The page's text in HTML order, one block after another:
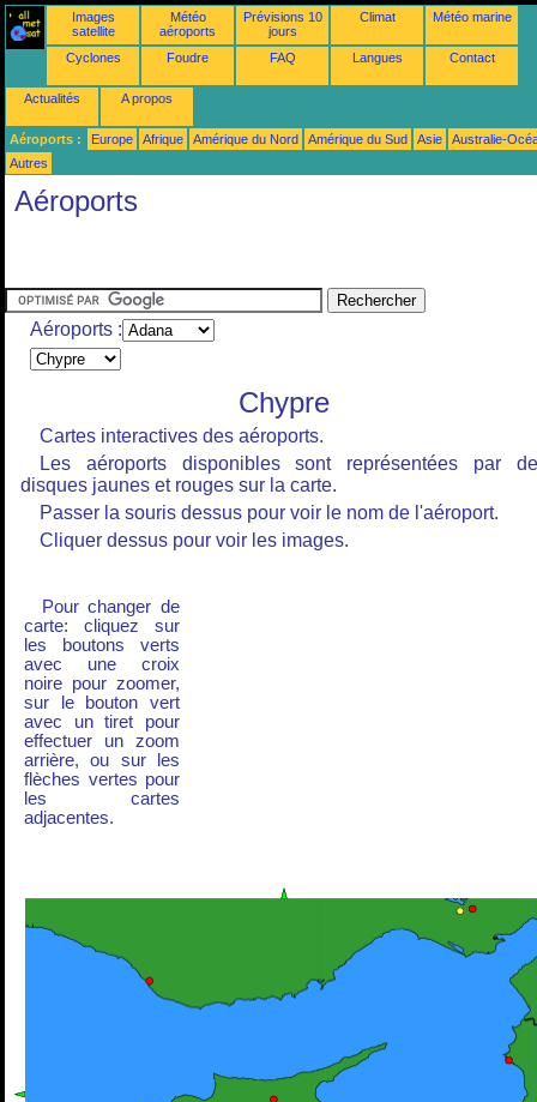
Images
satellite
Météo
aéroports
Prévisions 10
jours
Climat Météo marine
Cyclones Foudre FAQ Langues Contact
Actualités A propos
Aéroports : Europe Afrique Amérique du Nord Amérique du Sud Asie
Australie-
Autres
Aéroports
Aéroports :
Chypre
Cartes interactives des aéroports.
Les aéroports disponibles sont représentées par
disques jaunes et rouges sur la carte.
Passer la souris dessus pour voir le nom de l'aéroport.
Cliquer dessus pour voir les images.
Pour changer de
carte: cliquez sur
les boutons verts
avec une croix
noire pour zoomer,
sur le bouton vert
avec un tiret pour
effectuer un zoom
arrière, ou sur les
flèches vertes pour
les cartes
adjacentes.